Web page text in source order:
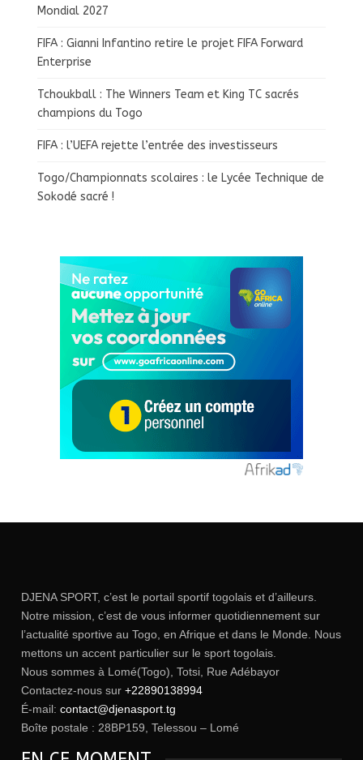
Mondial 2027
FIFA : Gianni Infantino retire le projet FIFA Forward
Enterprise
Tchoukball : The Winners Team et King TC sacrés
champions du Togo
FIFA : l’UEFA rejette l’entrée des investisseurs
Togo/Championnats scolaires : le Lycée Technique de
Sokodé sacré !
DJENA SPORT, c’est le portail sportif togolais et d’ailleurs.
Notre mission, c’est de vous informer quotidiennement sur
l’actualité sportive au Togo, en Afrique et dans le Monde. Nous
mettons un accent particulier sur le sport togolais.
Nous sommes à Lomé(Togo), Totsi, Rue Adébayor
Contactez-nous sur +22890138994
É-mail: contact@djenasport.tg
Boîte postale : 28BP159, Telessou – Lomé